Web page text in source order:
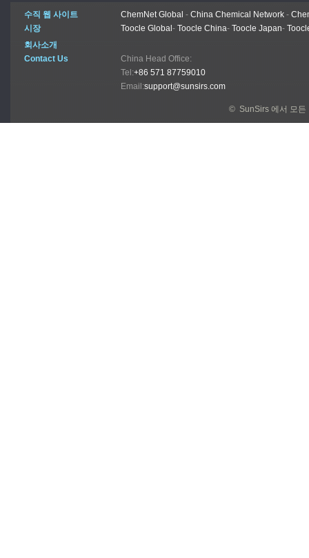
수직 웹 사이트 ChemNet Global - China Chemical Network -
시장
Toocle Global - Toocle China- Toocle Japan-
회사소개
Contact Us
China Head Office:
Tel:+86 571 87759010
Email:support@sunsirs.com
© SunSirs 에서 모